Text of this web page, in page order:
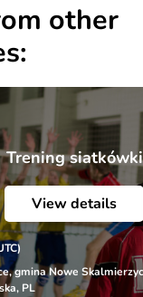
other
Trening siatkówki
View details
gmina Nowe
PL